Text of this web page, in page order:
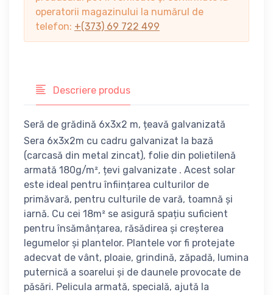
operatorii magazinului la numărul de
telefon: +(373) 69 722 499
Descriere produs
Seră de grădină 6x3x2 m, țeavă galvanizată
Sera 6x3x2m cu cadru galvanizat la bază
(carcasă din metal zincat), folie din polietilenă
armată 180g/m², țevi galvanizate . Acest solar
este ideal pentru înființarea culturilor de
primăvară, pentru culturile de vară, toamnă și
iarnă. Cu cei 18m² se asigură spațiu suficient
pentru însămânțarea, răsădirea și creșterea
legumelor și plantelor. Plantele vor fi protejate
adecvat de vânt, ploaie, grindină, zăpadă, lumina
puternică a soarelui și de daunele provocate de
păsări. Pelicula armată, specială, ajută la